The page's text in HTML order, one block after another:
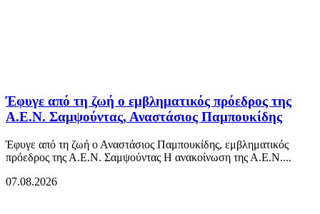
Έφυγε από τη ζωή ο εμβληματικός πρόεδρος της
Α.Ε.Ν. Σαμψούντας, Αναστάσιος Παμπουκίδης
Έφυγε από τη ζωή ο Αναστάσιος Παμπουκίδης, εμβληματικός
πρόεδρος της Α.Ε.Ν. Σαμψούντας Η ανακοίνωση της Α.Ε.Ν....
07.08.2026